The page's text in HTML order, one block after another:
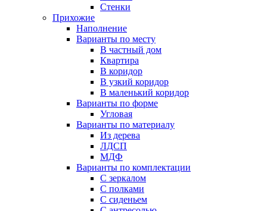
Стенки
Прихожие
Наполнение
Варианты по месту
В частный дом
Квартира
В коридор
В узкий коридор
В маленький коридор
Варианты по форме
Угловая
Варианты по материалу
Из дерева
ЛДСП
МДФ
Варианты по комплектации
С зеркалом
С полками
С сиденьем